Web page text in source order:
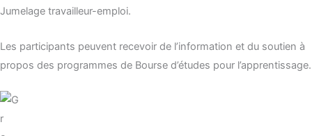
Jumelage travailleur-emploi.
Les participants peuvent recevoir de l’information et du soutien à
propos des programmes de Bourse d’études pour l’apprentissage.